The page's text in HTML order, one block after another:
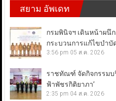
สยาม อัพเดท
กรมพินิจฯ เดินหน้าผนึ
กระบวนการแก้ไขบำ
3:56 pm 05 ส.ค. 2026
ราชทัณฑ์ จัดกิจกรรมบ
ฟ้าพัชรกิติยาภา’
2:35 pm 04 ส.ค. 2026